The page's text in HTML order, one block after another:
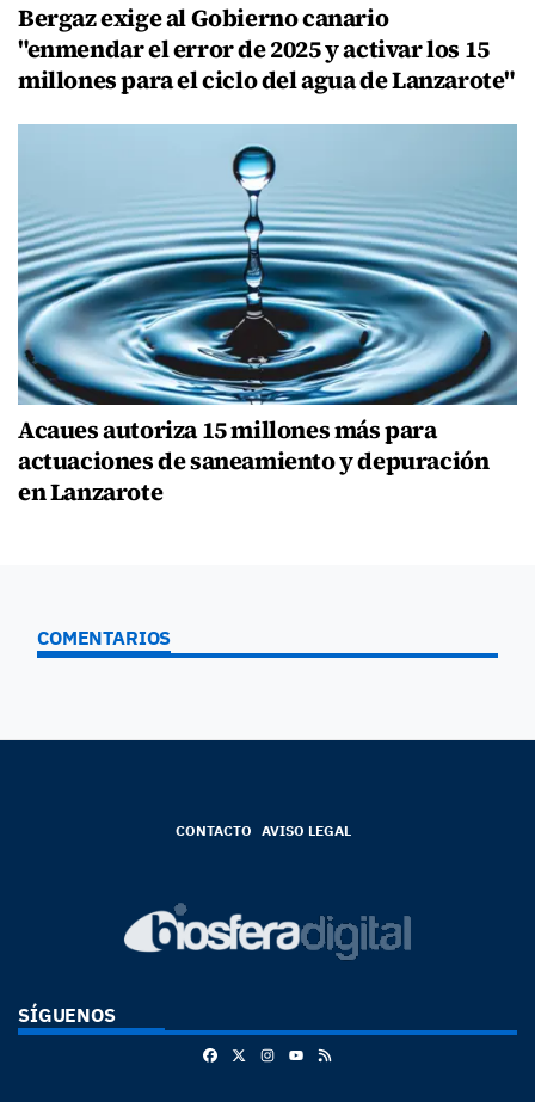
Bergaz exige al Gobierno canario
"enmendar el error de 2025 y activar los 15
millones para el ciclo del agua de Lanzarote"
Acaues autoriza 15 millones más para
actuaciones de saneamiento y depuración
en Lanzarote
COMENTARIOS
CONTACTO AVISO LEGAL
SÍGUENOS
FacebookInstagram